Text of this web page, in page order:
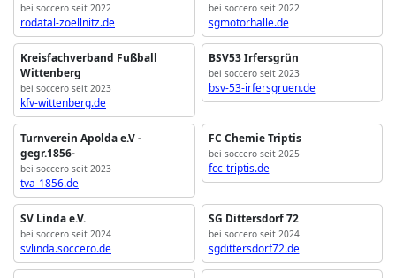
bei soccero seit 2022
rodatal-zoellnitz.de
bei soccero seit 2022
sgmotorhalle.de
Kreisfachverband Fußball
Wittenberg
bei soccero seit 2023
kfv-wittenberg.de
BSV53 Irfersgrün
bei soccero seit 2023
bsv-53-irfersgruen.de
Turnverein Apolda e.V -
gegr.1856-
bei soccero seit 2023
tva-1856.de
FC Chemie Triptis
bei soccero seit 2025
fcc-triptis.de
SV Linda e.V.
bei soccero seit 2024
svlinda.soccero.de
SG Dittersdorf 72
bei soccero seit 2024
sgdittersdorf72.de